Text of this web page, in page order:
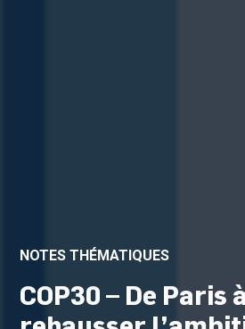
NOTES THÉMATIQUES
COP30 – De Paris